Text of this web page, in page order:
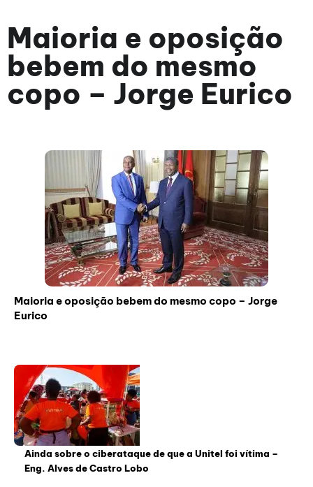
Maioria e oposição
bebem do mesmo
copo – Jorge Eurico
Maioria e oposição bebem do mesmo copo – Jorge
Eurico
Ainda sobre o ciberataque de que a Unitel foi vítima –
Eng. Alves de Castro Lobo